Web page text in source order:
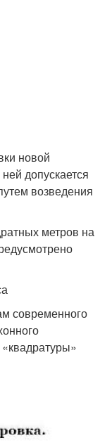
новой
допускается
возведения
метров на
современного